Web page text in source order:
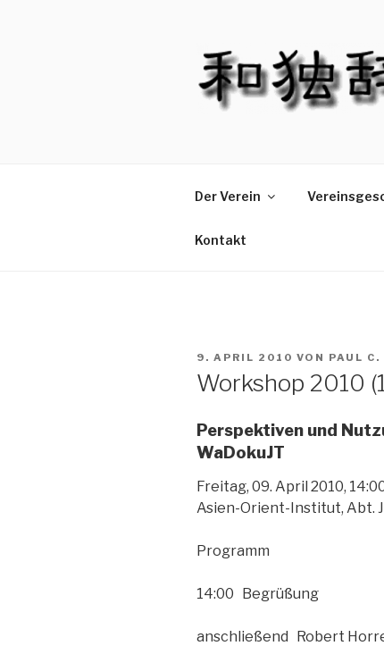
Der Verein
Kontakt
VERÖFFENTLICHT
AM
9. APRIL 2010 VON PAUL C.
Workshop 2010
Perspektiven und
WaDokuJT
Freitag, 09. April 2010,
Asien-Orient-Institut, Abt.
Programm
14:00 Begrüßung
anschließend Robert